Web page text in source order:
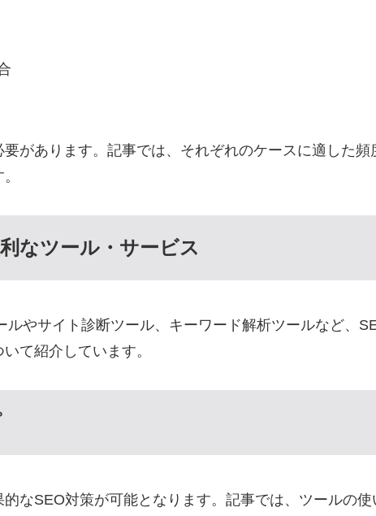
があります。記事では、それぞれのケースに適した頻
なツール・サービス
やサイト診断ツール、キーワード解析ツールなど、
て紹介しています。
なSEO対策が可能となります。記事では、ツールの使